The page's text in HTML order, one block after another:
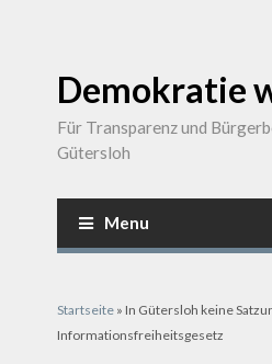
Demokratie
Für Transparenz und
Gütersloh
Menu
Sie sind hier
Startseite » In Gütersloh keine
Informationsfreiheitsgesetz